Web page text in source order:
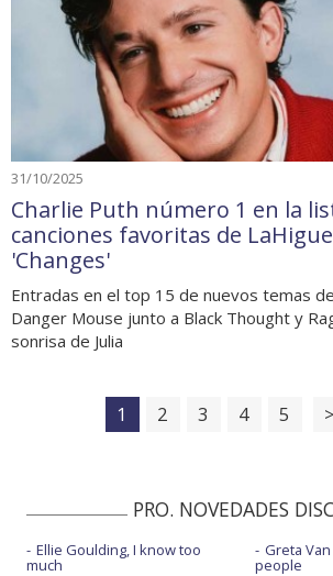
31/10/2025
Charlie Puth número 1 en la
canciones favoritas de
'Changes'
Entradas en el top 15 de nuevos temas
Danger Mouse junto a Black Thought y
sonrisa de Julia
1 2 3 4 5 >
PRO. NOVEDADES
Ellie Goulding, I know too
much
Greta
people